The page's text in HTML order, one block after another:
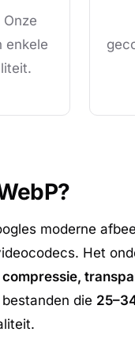
Onze
enkele
moderne
Het
die